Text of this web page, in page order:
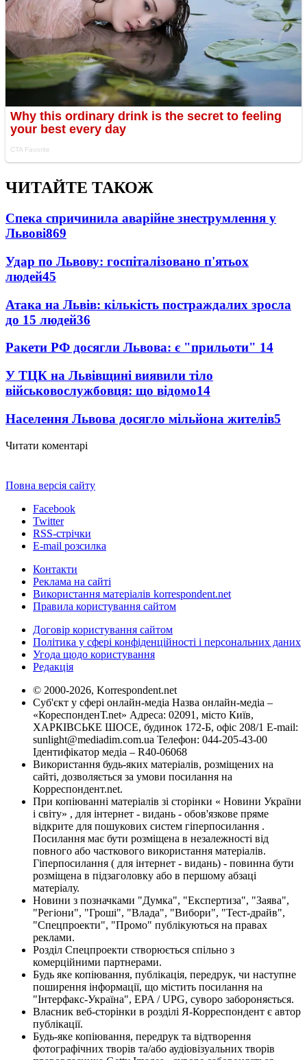
ЧИТАЙТЕ ТАКОЖ
Спека спричинила аварійне знеструмлення у
Львові869
Удар по Львову: госпіталізовано п'ятьох
людей45
Атака на Львів: кількість постраждалих зросла
до 15 людей36
Ракети РФ досягли Львова: є "прильоти" 14
У ТЦК на Львівщині виявили тіло
військовослужбовця: що відомо14
Населення Львова досягло мільйона жителів5
Читати коментарі
Повна версія сайту
Facebook
Twitter
RSS-стрічки
E-mail розсилка
Контакти
Реклама на сайті
Використання матеріалів korrespondent.net
Правила користування сайтом
Договір користування сайтом
Політика у сфері конфіденційності і персональних даних
Угода щодо користування
Редакція
© 2000-2026, Korrespondent.net
Суб'єкт у сфері онлайн-медіа Назва онлайн-медіа –
«КореспонденТ.net» Адреса: 02091, місто Київ,
ХАРКІВСЬКЕ ШОСЕ, будинок 172-Б, офіс 208/1 E-mail:
sunlight@mediadim.com.ua Телефон: 044-205-43-00
Ідентифікатор медіа – R40-06068
Використання будь-яких матеріалів, розміщених на
сайті, дозволяється за умови посилання на
Корреспондент.net.
При копіюванні матеріалів зі сторінки « Новини України
і світу» , для інтернет - видань - обов'язкове пряме
відкрите для пошукових систем гіперпосилання .
Посилання має бути розміщена в незалежності від
повного або часткового використання матеріалів.
Гіперпосилання ( для інтернет - видань) - повинна бути
розміщена в підзаголовку або в першому абзаці
матеріалу.
Новини з позначками "Думка", "Експертиза", "Заява",
"Регіони", "Гроші", "Влада", "Вибори", "Тест-драйв",
"Спецпроекти", "Промо" публікуються на правах
реклами.
Розділ Спецпроекти створюється спільно з
комерційними партнерами.
Будь яке копіювання, публікація, передрук, чи наступне
поширення інформації, що містить посилання на
"Інтерфакс-Україна", EPA / UPG, суворо забороняється.
Власник веб-сторінки в розділі Я-Корреспондент є автор
публікації.
Будь-яке копіювання, передрук та відтворення
фотографічних творів та/або аудіовізуальних творів